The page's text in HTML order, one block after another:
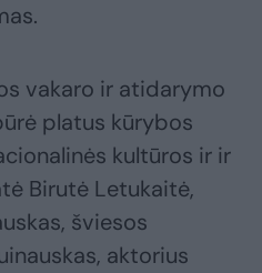
vakaro ir atidarymo
platus kūrybos
kultūros ir ir
Birutė Letukaitė,
šviesos
aktorius